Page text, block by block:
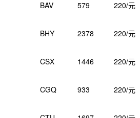
BAV 579 220/元
BHY 2378 220/元
CSX 1446 220/元
CGQ 933 220/元